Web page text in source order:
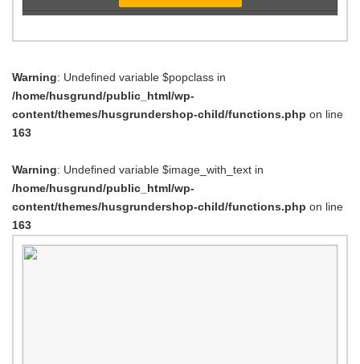
Warning: Undefined variable $popclass in
/home/husgrund/public_html/wp-
content/themes/husgrundershop-child/functions.php on line
163
Warning: Undefined variable $image_with_text in
/home/husgrund/public_html/wp-
content/themes/husgrundershop-child/functions.php on line
163